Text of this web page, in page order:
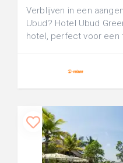
Verblijven in een
Ubud? Hotel Ubud
hotel, perfect voor een